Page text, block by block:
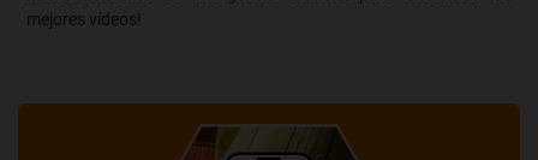
mejores vídeos!